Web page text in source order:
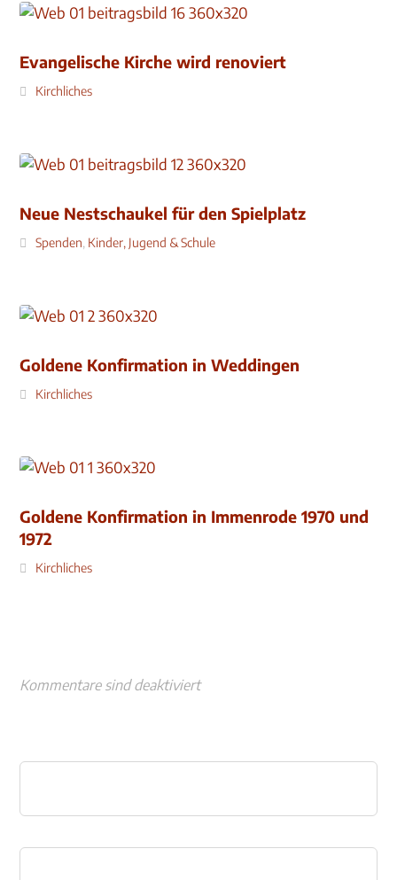
Evangelische Kirche wird renoviert
Kirchliches
Neue Nestschaukel für den Spielplatz
Spenden, Kinder, Jugend & Schule
Goldene Konfirmation in Weddingen
Kirchliches
Goldene Konfirmation in Immenrode 1970 und
1972
Kirchliches
Kommentare sind deaktiviert